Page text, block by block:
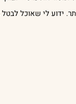
ידוע לי שאוכל